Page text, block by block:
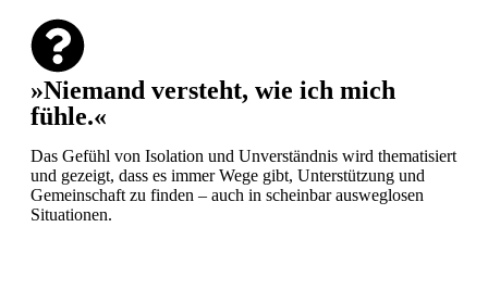
»Niemand versteht, wie ich mich
fühle.«
Das Gefühl von Isolation und Unverständnis wird thematisiert
und gezeigt, dass es immer Wege gibt, Unterstützung und
Gemeinschaft zu finden – auch in scheinbar ausweglosen
Situationen.